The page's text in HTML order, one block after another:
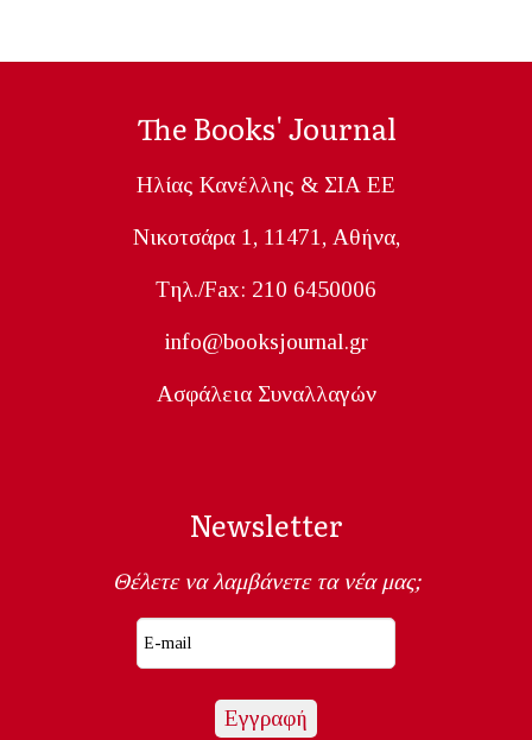
The Books' Journal
Ηλίας Κανέλλης & ΣΙΑ ΕΕ
Nικοτσάρα 1, 11471, Aθήνα,
Tηλ./Fax: 210 6450006
info@booksjournal.gr
Ασφάλεια Συναλλαγών
Newsletter
Θέλετε να λαμβάνετε τα νέα μας;